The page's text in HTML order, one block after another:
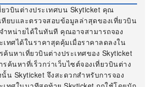
วบินต่างประเทศบน Skyticket คุณ
ทียบและตรวจสอบข้อมูลล่าสุดของเที่ยวบิน
ำหน่ายได้ในทันที คุณอาจสามารถจอง
เทศได้ในราคาสุดคุ้มเมื่อราคาลดลงใน
นหาเที่ยวบินต่างประเทศของ Skyticket
รค้นหาที่เร็วกว่าเว็บไซต์จองเที่ยวบินต่าง
น Skyticket จึงสะดวกสำหรับการจอง